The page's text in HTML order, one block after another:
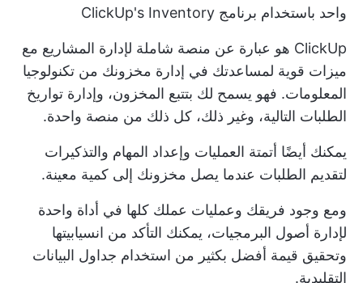
واحد باستخدام برنامج ClickUp's Inventory
ClickUp هو عبارة عن منصة شاملة لإدارة المشاريع مع
ميزات قوية لمساعدتك في إدارة مخزونك من تكنولوجيا
المعلومات. فهو يسمح لك بتتبع المخزون، وإدارة تواريخ
الطلبات التالية، وغير ذلك، كل ذلك من منصة واحدة.
يمكنك أيضًا أتمتة العمليات وإعداد المهام والتذكيرات
لتقديم الطلبات عندما يصل مخزونك إلى كمية معينة.
ومع وجود فريقك وعمليات عملك كلها في أداة واحدة
لإدارة أصول البرمجيات، يمكنك التأكد من انسيابيتها
وتحقيق قيمة أفضل بكثير من استخدام جداول البيانات
التقليدية.